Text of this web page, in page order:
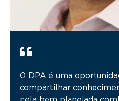
O DPA é uma
compartilhar